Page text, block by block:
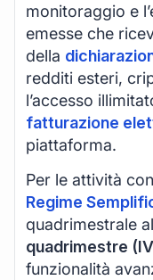
monitoraggio e
emesse che
della
redditi esteri,
l’accesso
fatturazione
piattaforma.
Per le attività
Regime
quadrimestrale
quadrimestre
funzionalità